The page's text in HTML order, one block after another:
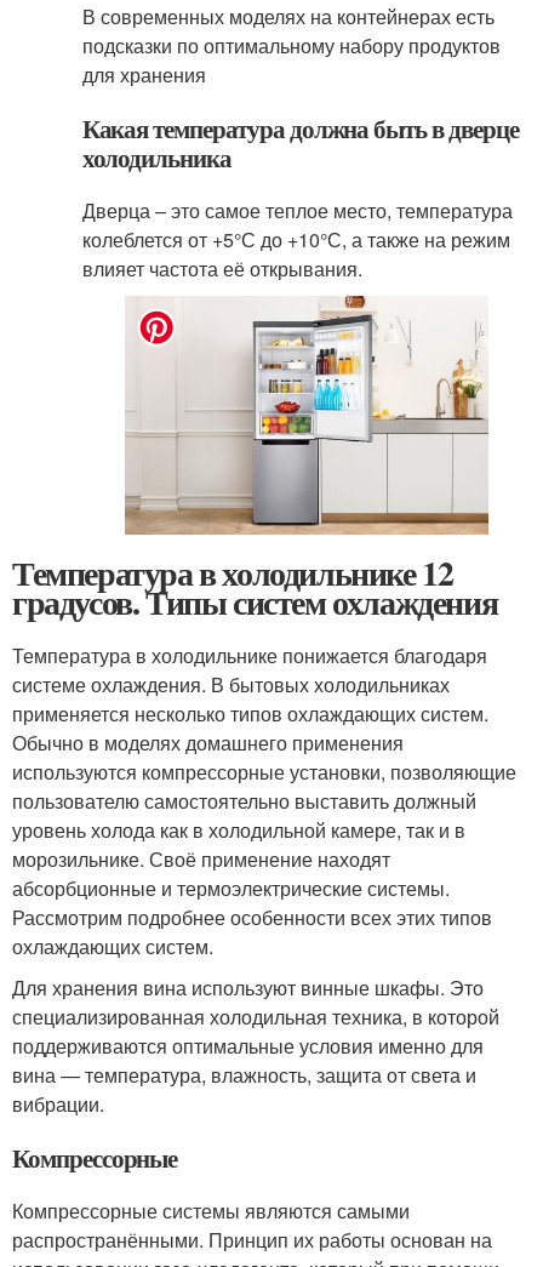
В современных моделях на контейнерах есть
подсказки по оптимальному набору продуктов
для хранения
Какая температура должна быть в дверце
холодильника
Дверца – это самое теплое место, температура
колеблется от +5°С до +10°С, а также на режим
влияет частота её открывания.
Температура в холодильнике 12
градусов. Типы систем охлаждения
Температура в холодильнике понижается благодаря
системе охлаждения. В бытовых холодильниках
применяется несколько типов охлаждающих систем.
Обычно в моделях домашнего применения
используются компрессорные установки, позволяющие
пользователю самостоятельно выставить должный
уровень холода как в холодильной камере, так и в
морозильнике. Своё применение находят
абсорбционные и термоэлектрические системы.
Рассмотрим подробнее особенности всех этих типов
охлаждающих систем.
Для хранения вина используют винные шкафы. Это
специализированная холодильная техника, в которой
поддерживаются оптимальные условия именно для
вина — температура, влажность, защита от света и
вибрации.
Компрессорные
Компрессорные системы являются самыми
распространёнными. Принцип их работы основан на